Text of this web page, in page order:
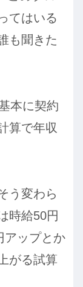
てはいる
も聞きた
本に契約
算で年収
う変わら
時給50円
アップとか
がる試算